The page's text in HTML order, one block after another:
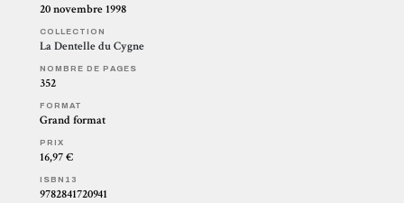
20 novembre 1998
COLLECTION
La Dentelle du Cygne
NOMBRE DE PAGES
352
FORMAT
Grand format
PRIX
16,97 €
ISBN13
9782841720941